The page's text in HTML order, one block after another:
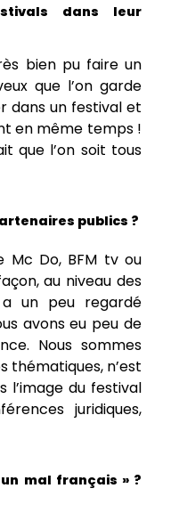
dans leur
bien pu faire un
que l’on garde
dans un festival et
en même temps !
que l’on soit tous
publics ?
Mc Do, BFM tv ou
au niveau des
a un peu regardé
avons eu peu de
Nous sommes
thématiques, n’est
l’image du festival
juridiques,
mal français » ?